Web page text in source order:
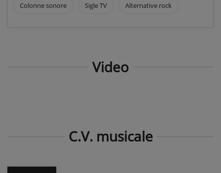
Colonne sonore Sigle TV Alternative rock
Video
C.V. musicale